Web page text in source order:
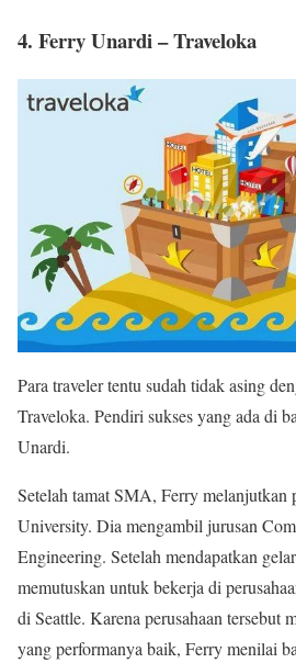
4. Ferry Unardi – Traveloka
Para traveler tentu sudah tidak asing
Traveloka. Pendiri sukses yang ada di
Unardi.
Setelah tamat SMA, Ferry melanjutkan
University. Dia mengambil jurusan
Engineering. Setelah mendapatkan
memutuskan untuk bekerja di
di Seattle. Karena perusahaan tersebut
yang performanya baik, Ferry menilai